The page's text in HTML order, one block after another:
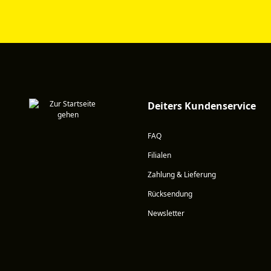
Deiters Kundenservice
FAQ
Filialen
Zahlung & Lieferung
Rücksendung
Newsletter